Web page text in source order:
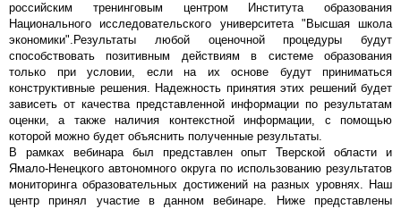
российским тренинговым центром Института образования
Национального исследовательского университета "Высшая школа
экономики".Результаты любой оценочной процедуры будут
способствовать позитивным действиям в системе образования
только при условии, если на их основе будут приниматься
конструктивные решения. Надежность принятия этих решений будет
зависеть от качества представленной информации по результатам
оценки, а также наличия контекстной информации, с помощью
которой можно будет объяснить полученные результаты.
В рамках вебинара был представлен опыт Тверской области и
Ямало-Ненецкого автономного округа по использованию результатов
мониторинга образовательных достижений на разных уровнях. Наш
центр принял участие в данном вебинаре. Ниже представлены